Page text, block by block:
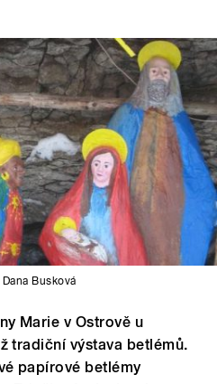
Dana Busková
Marie v Ostrově u
tradiční výstava betlémů.
papírové betlémy